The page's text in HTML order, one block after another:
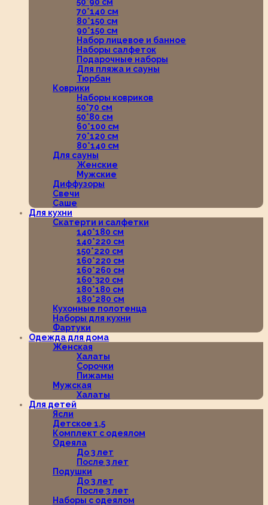
70*140 см
80*150 см
90*150 см
Набор лицевое и банное
Наборы салфеток
Подарочные наборы
Для пляжа и сауны
Тюрбан
Коврики
Наборы ковриков
50*70 см
50*80 см
60*100 см
70*120 см
80*140 см
Для сауны
Женские
Мужские
Диффузоры
Свечи
Саше
Для кухни
Скатерти и салфетки
140*180 см
140*220 см
150*220 см
160*220 см
160*260 см
160*320 см
180*180 см
180*280 см
Кухонные полотенца
Наборы для кухни
Фартуки
Одежда для дома
Женская
Халаты
Сорочки
Пижамы
Мужская
Халаты
Для детей
Ясли
Детское 1,5
Комплект с одеялом
Одеяла
До 3 лет
После 3 лет
Подушки
До 3 лет
После 3 лет
Наборы с одеялом